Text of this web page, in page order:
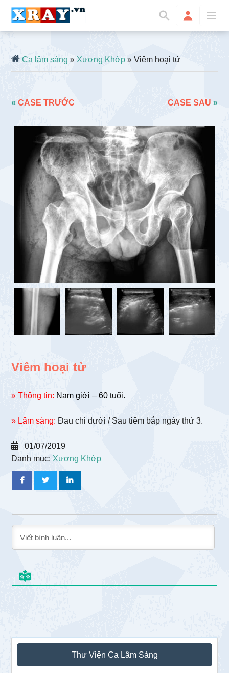
Ca lâm sàng »Xương Khớp » Viêm hoại tử
«CASE TRƯỚC CASE SAU »
Viêm hoại tử
» Thông tin: Nam giới – 60 tuổi.
» Lâm sàng: Đau chi dưới / Sau tiêm bắp ngày thứ 3.
01/07/2019
Danh mục: Xương Khớp
Sidebar
chính
Thư Viện Ca Lâm Sàng